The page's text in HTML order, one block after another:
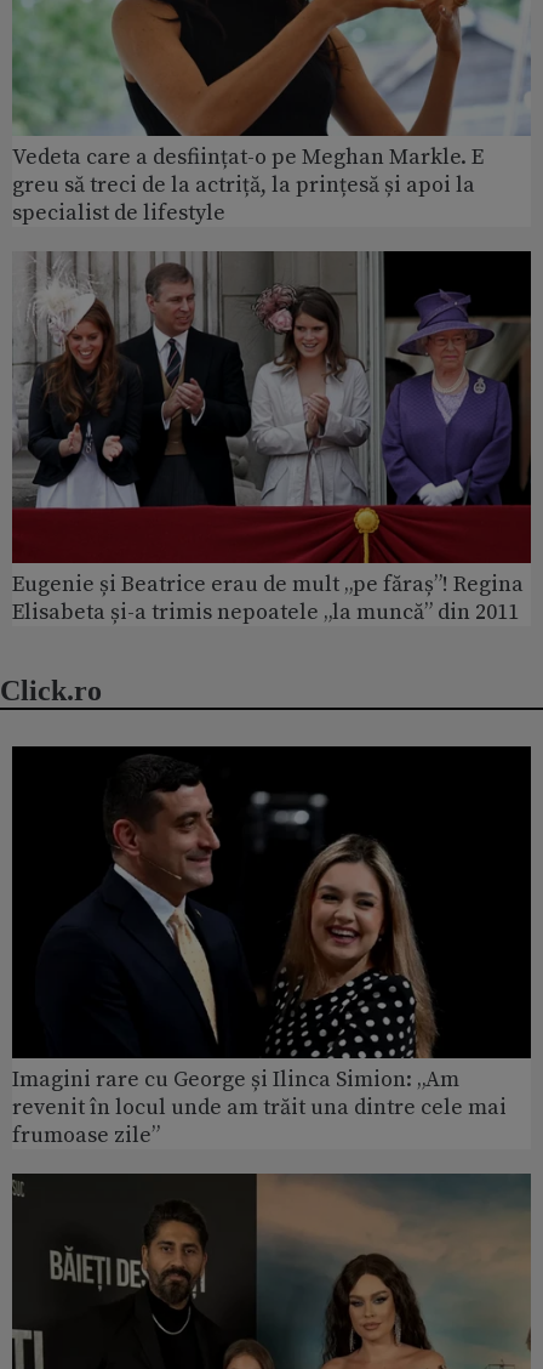
Vedeta care a desființat-o pe Meghan Markle. E
greu să treci de la actriță, la prințesă și apoi la
specialist de lifestyle
Eugenie și Beatrice erau de mult „pe făraș”! Regina
Elisabeta și-a trimis nepoatele „la muncă” din 2011
Click.ro
Imagini rare cu George și Ilinca Simion: „Am
revenit în locul unde am trăit una dintre cele mai
frumoase zile”